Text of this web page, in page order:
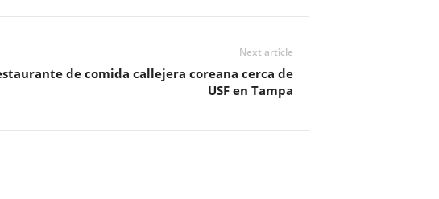
Next article
de comida callejera coreana cerca de
USF en Tampa